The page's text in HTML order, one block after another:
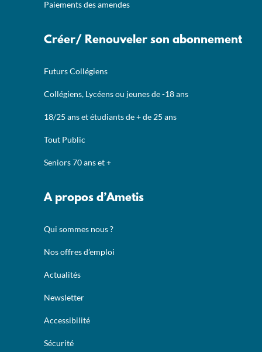
Paiements des amendes
Créer/ Renouveler son abonnement
Futurs Collégiens
Collégiens, Lycéens ou jeunes de -18 ans
18/25 ans et étudiants de + de 25 ans
Tout Public
Seniors 70 ans et +
A propos d’Ametis
Qui sommes nous ?
Nos offres d’emploi
Actualités
Newsletter
Accessibilité
Sécurité